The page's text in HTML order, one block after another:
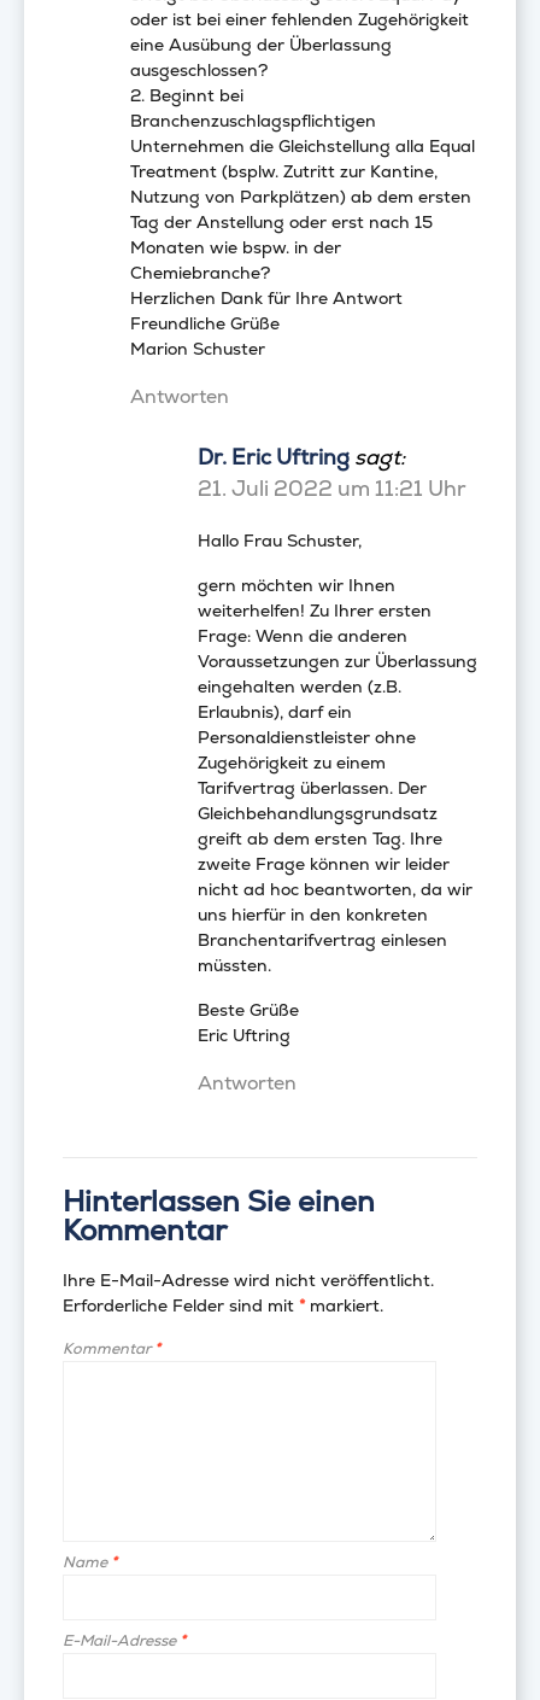
oder ist bei einer fehlenden Zugehörigkeit
eine Ausübung der Überlassung
ausgeschlossen?
2. Beginnt bei
Branchenzuschlagspflichtigen
Unternehmen die Gleichstellung alla Equal
Treatment (bsplw. Zutritt zur Kantine,
Nutzung von Parkplätzen) ab dem ersten
Tag der Anstellung oder erst nach 15
Monaten wie bspw. in der
Chemiebranche?
Herzlichen Dank für Ihre Antwort
Freundliche Grüße
Marion Schuster
Antworten
Dr. Eric Uftring sagt:
21. Juli 2022 um 11:21 Uhr
Hallo Frau Schuster,
gern möchten wir Ihnen
weiterhelfen! Zu Ihrer ersten
Frage: Wenn die anderen
Voraussetzungen zur Überlassung
eingehalten werden (z.B.
Erlaubnis), darf ein
Personaldienstleister ohne
Zugehörigkeit zu einem
Tarifvertrag überlassen. Der
Gleichbehandlungsgrundsatz
greift ab dem ersten Tag. Ihre
zweite Frage können wir leider
nicht ad hoc beantworten, da wir
uns hierfür in den konkreten
Branchentarifvertrag einlesen
müssten.
Beste Grüße
Eric Uftring
Antworten
Hinterlassen Sie einen
Kommentar
Ihre E-Mail-Adresse wird nicht veröffentlicht.
Erforderliche Felder sind mit *markiert.
Kommentar*
Name *
E-Mail-Adresse *